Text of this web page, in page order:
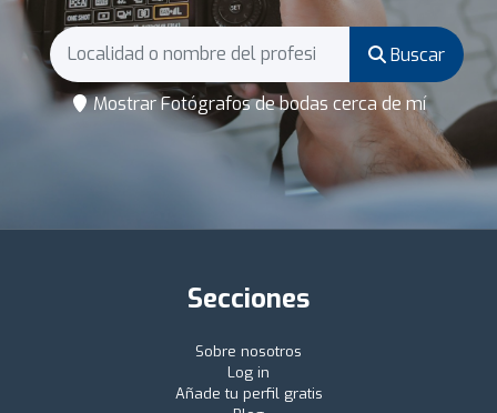
Buscar
Mostrar Fotógrafos de bodas cerca de mí
Secciones
Sobre nosotros
Log in
Añade tu perfil gratis